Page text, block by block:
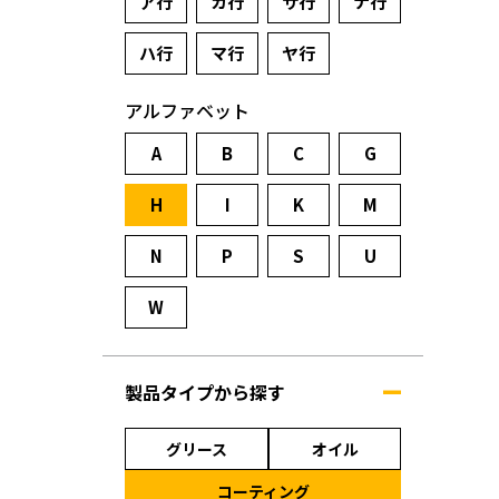
ハ行 マ行 ヤ行
アルファベット
A B C G
H I K M
N P S U
W
製品タイプから探す
グリース
オイル
コーティング